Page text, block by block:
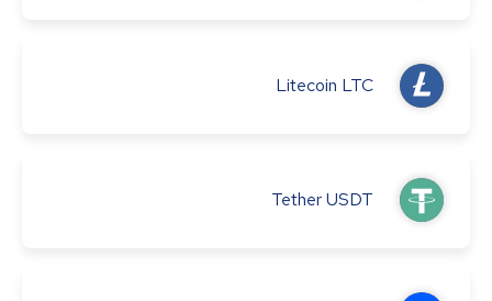
Litecoin LTC
TetherUSDT